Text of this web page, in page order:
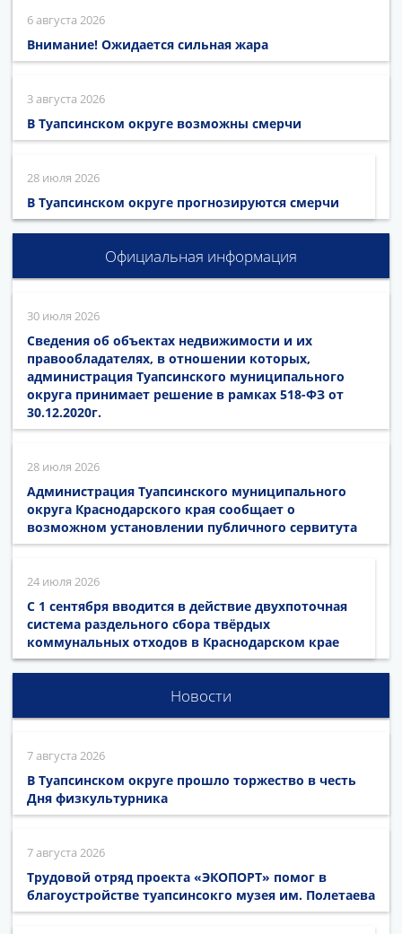
6 августа 2026
Внимание! Ожидается сильная жара
3 августа 2026
В Туапсинском округе возможны смерчи
28 июля 2026
В Туапсинском округе прогнозируются смерчи
Официальная информация
30 июля 2026
Сведения об объектах недвижимости и их
правообладателях, в отношении которых,
администрация Туапсинского муниципального
округа принимает решение в рамках 518-ФЗ от
30.12.2020г.
28 июля 2026
Администрация Туапсинского муниципального
округа Краснодарского края сообщает о
возможном установлении публичного сервитута
24 июля 2026
С 1 сентября вводится в действие двухпоточная
система раздельного сбора твёрдых
коммунальных отходов в Краснодарском крае
Новости
7 августа 2026
В Туапсинском округе прошло торжество в честь
Дня физкультурника
7 августа 2026
Трудовой отряд проекта «ЭКОПОРТ» помог в
благоустройстве туапсинсокго музея им. Полетаева